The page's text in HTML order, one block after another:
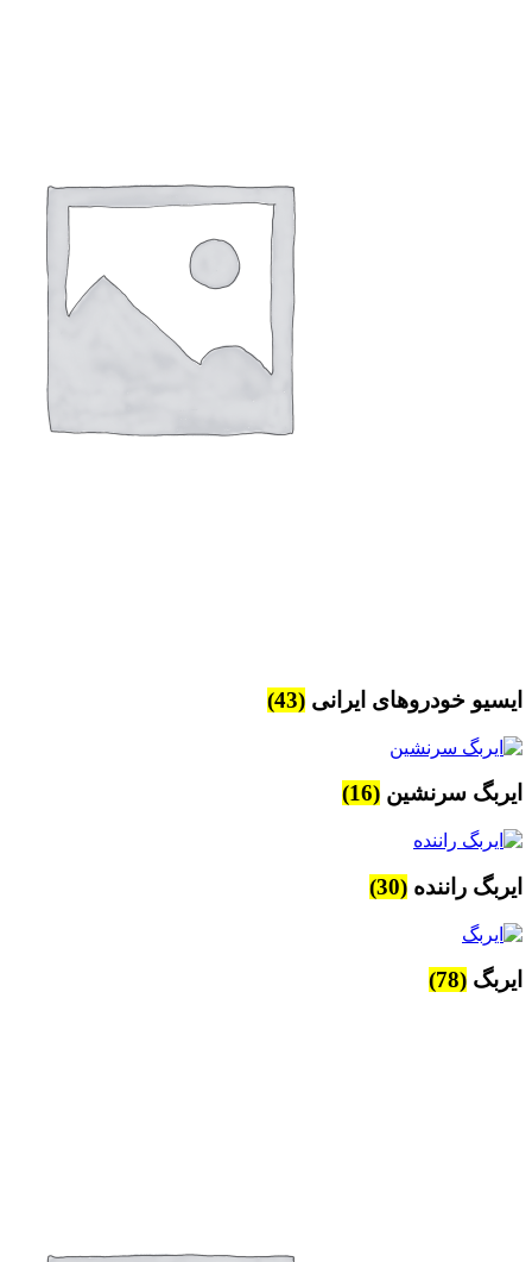
ایسیو خودروهای ایرانی (43)
ایربگ سرنشین (16)
ایربگ راننده (30)
ایربگ (78)